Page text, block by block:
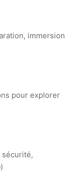
immersion
pour explorer
sécurité,